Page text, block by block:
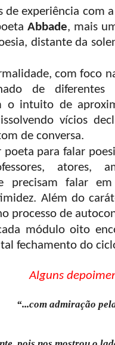
de experiência com
Abbade, mais
distante da
com foco
de diferentes
o intuito de
vícios
de conversa.
poeta para falar
atores,
precisam falar
Além do
processo de
módulo oito
fechamento do
Alguns
“...com admiração